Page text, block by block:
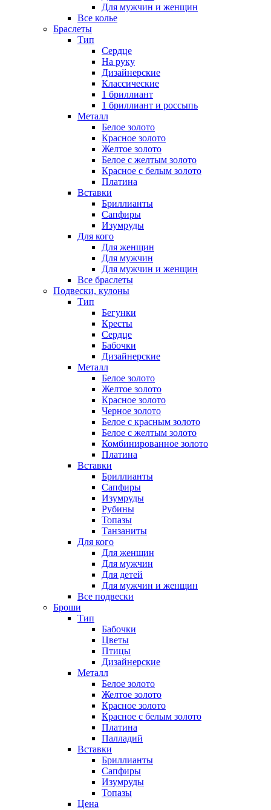
Для мужчин и женщин
Все колье
Браслеты
Тип
Сердце
На руку
Дизайнерские
Классические
1 бриллиант
1 бриллиант и россыпь
Металл
Белое золото
Красное золото
Желтое золото
Белое с желтым золото
Красное с белым золото
Платина
Вставки
Бриллианты
Сапфиры
Изумруды
Для кого
Для женщин
Для мужчин
Для мужчин и женщин
Все браслеты
Подвески, кулоны
Тип
Бегунки
Кресты
Сердце
Бабочки
Дизайнерские
Металл
Белое золото
Желтое золото
Красное золото
Черное золото
Белое с красным золото
Белое с желтым золото
Комбинированное золото
Платина
Вставки
Бриллианты
Сапфиры
Изумруды
Рубины
Топазы
Танзаниты
Для кого
Для женщин
Для мужчин
Для детей
Для мужчин и женщин
Все подвески
Броши
Тип
Бабочки
Цветы
Птицы
Дизайнерские
Металл
Белое золото
Желтое золото
Красное золото
Красное с белым золото
Платина
Палладий
Вставки
Бриллианты
Сапфиры
Изумруды
Топазы
Цена